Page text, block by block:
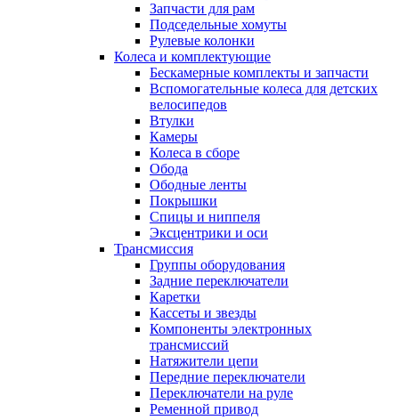
Запчасти для рам
Подседельные хомуты
Рулевые колонки
Колеса и комплектующие
Бескамерные комплекты и запчасти
Вспомогательные колеса для детских
велосипедов
Втулки
Камеры
Колеса в сборе
Обода
Ободные ленты
Покрышки
Спицы и ниппеля
Эксцентрики и оси
Трансмиссия
Группы оборудования
Задние переключатели
Каретки
Кассеты и звезды
Компоненты электронных
трансмиссий
Натяжители цепи
Передние переключатели
Переключатели на руле
Ременной привод